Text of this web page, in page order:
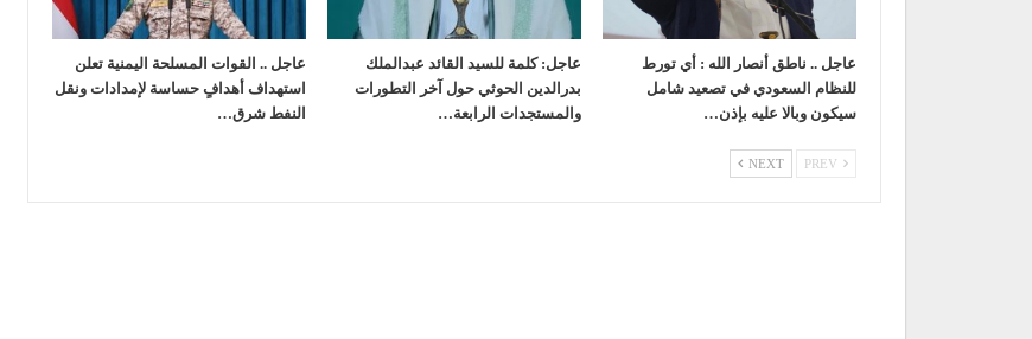
عاجل .. ناطق أنصار الله : أي تورط
للنظام السعودي في تصعيد شامل
سيكون وبالا عليه بإذن…
عاجل: كلمة للسيد القائد عبدالملك
بدرالدين الحوثي حول آخر التطورات
والمستجدات الرابعة…
عاجل .. القوات المسلحة اليمنية تعلن
استهداف أهدافٍ حساسة لإمدادات ونقل
النفط شرق…
NEXT